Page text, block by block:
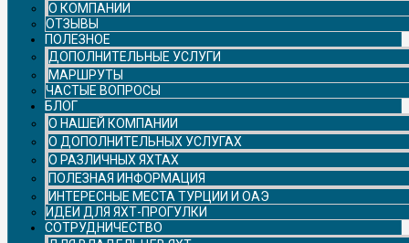
О КОМПАНИИ
ОТЗЫВЫ
ПОЛЕЗНОЕ
ДОПОЛНИТЕЛЬНЫЕ УСЛУГИ
МАРШРУТЫ
ЧАСТЫЕ ВОПРОСЫ
БЛОГ
О НАШЕЙ КОМПАНИИ
О ДОПОЛНИТЕЛЬНЫХ УСЛУГАХ
О РАЗЛИЧНЫХ ЯХТАХ
ПОЛЕЗНАЯ ИНФОРМАЦИЯ
ИНТЕРЕСНЫЕ МЕСТА ТУРЦИИ И ОАЭ
ИДЕИ ДЛЯ ЯХТ-ПРОГУЛКИ
СОТРУДНИЧЕСТВО